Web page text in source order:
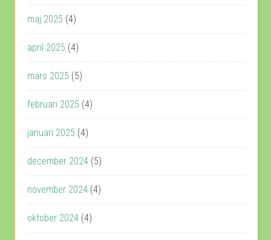
maj 2025 (4)
april 2025 (4)
mars 2025 (5)
februari 2025 (4)
januari 2025 (4)
december 2024 (5)
november 2024 (4)
oktober 2024 (4)